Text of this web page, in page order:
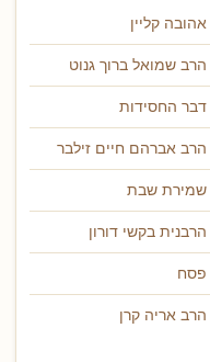
אהובה קליין
הרב שמואל ברוך גנוט
דבר החסידות
הרב אברהם חיים זילבר
שמירת שבת
הרבנית בקשי דורון
פסח
הרב אריה קרן